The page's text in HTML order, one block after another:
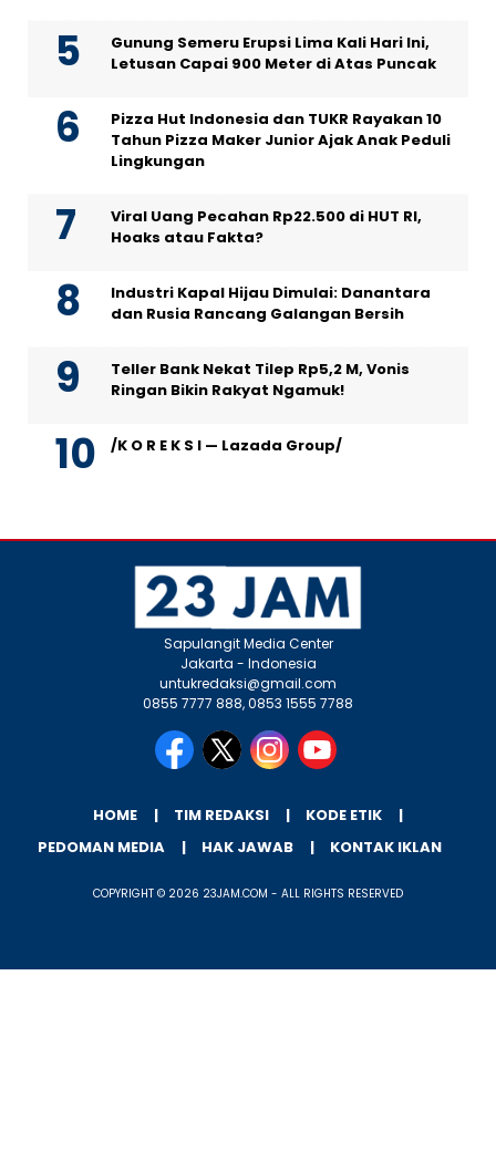
Gunung Semeru Erupsi Lima Kali Hari Ini,
Letusan Capai 900 Meter di Atas Puncak
Pizza Hut Indonesia dan TUKR Rayakan 10
Tahun Pizza Maker Junior Ajak Anak Peduli
Lingkungan
Viral Uang Pecahan Rp22.500 di HUT RI,
Hoaks atau Fakta?
Industri Kapal Hijau Dimulai: Danantara
dan Rusia Rancang Galangan Bersih
Teller Bank Nekat Tilep Rp5,2 M, Vonis
Ringan Bikin Rakyat Ngamuk!
/K O R E K S I — Lazada Group/
Sapulangit Media Center
Jakarta - Indonesia
untukredaksi@gmail.com
0855 7777 888, 0853 1555 7788
HOME TIM REDAKSI
KODE ETIK
PEDOMAN MEDIA
HAK JAWAB KONTAK IKLAN
COPYRIGHT © 2026 23JAM.COM - ALL RIGHTS RESERVED